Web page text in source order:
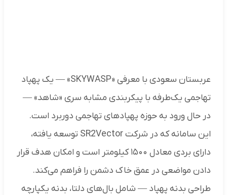
عربستان سعودی با معرفی «SKYWASP» — یک پهپاد
تهاجمی یک‌طرفه با پیکربندی مشابه سری «شاهد» —
در حال ورود به حوزه پهپادهای تهاجمی دوربرد است.
این سامانه که در شرکت SR2Vector توسعه یافته،
دارای بردی معادل ۱۵۰۰ کیلومتر است و امکان هدف قرار
دادن مواضعی در عمق خاک دشمن را فراهم می‌کند.
طراحی بدنه پهپاد — شامل بال‌های دلتا، بدنه یکپارچه